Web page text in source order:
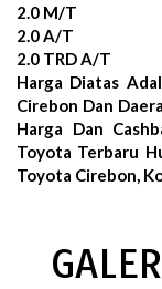
2.0 M/T
2.0 A/T
2.0 TRD A/T
Harga Diatas
Cirebon Dan
Harga Dan
Toyota Terbaru
Toyota Cirebon,